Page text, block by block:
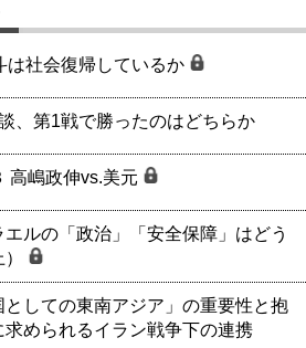
社会復帰しているか
、第1戦で勝ったのはどちらか
高嶋政伸vs.美元
エルの「政治」「安全保障」はどう
としての東南アジア」の重要性と抱
められるイラン戦争下の連携